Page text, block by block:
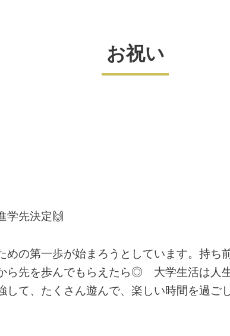
お祝い
学先決定🙌
めの第一歩が始まろうとしています。持ち
ら先を歩んでもらえたら◎ 大学生活は人
して、たくさん遊んで、楽しい時間を過ご